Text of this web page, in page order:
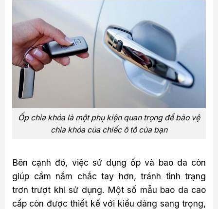
Ốp chìa khóa là một phụ kiện quan trọng để bảo vệ
chìa khóa của chiếc ô tô của bạn
Bên cạnh đó, việc sử dụng ốp và bao da còn
giúp cầm nắm chắc tay hơn, tránh tình trạng
trơn trượt khi sử dụng. Một số mẫu bao da cao
cấp còn được thiết kế với kiểu dáng sang trọng,